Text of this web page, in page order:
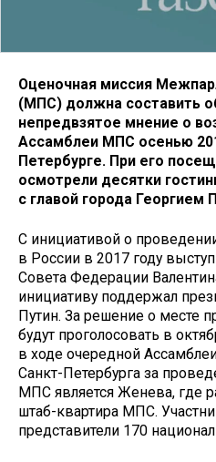
Оценочная миссия
(МПС) должна составить
непредвзятое мнение о
Ассамблеи МПС осенью
Петербурге. При его
осмотрели десятки
с главой города Георгием
С инициативой о
в России в 2017 году
Совета Федерации
инициативу поддержал
Путин. За решение о месте
будут проголосовать в
в ходе очередной
Санкт-Петербурга за
МПС является Женева, где
штаб-квартира МПС.
представители 170